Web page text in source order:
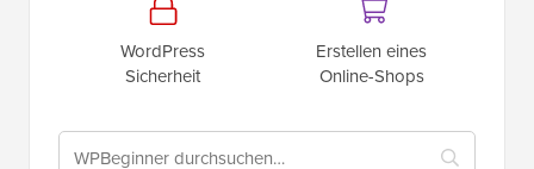
WordPress
Sicherheit
Erstellen eines
Online-Shops